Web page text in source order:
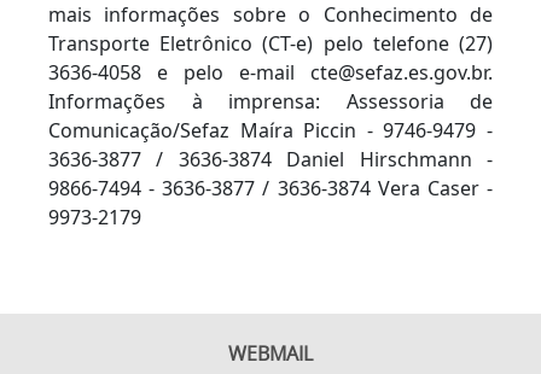
mais informações sobre o Conhecimento de
Transporte Eletrônico (CT-e) pelo telefone (27)
3636-4058 e pelo e-mail cte@sefaz.es.gov.br.
Informações à imprensa: Assessoria de
Comunicação/Sefaz Maíra Piccin - 9746-9479 -
3636-3877 / 3636-3874 Daniel Hirschmann -
9866-7494 - 3636-3877 / 3636-3874 Vera Caser -
9973-2179
WEBMAIL